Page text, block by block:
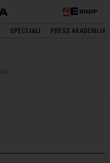
SHOP
SPECIJALI PRESS AKADEMIJA